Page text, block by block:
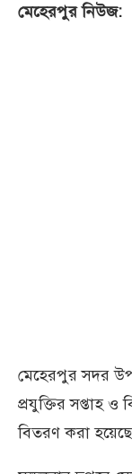
মেহেরপুর নিউজ:
মেহেরপুর সদর
প্রযুক্তির সপ্তাহ ও
বিতরণ করা